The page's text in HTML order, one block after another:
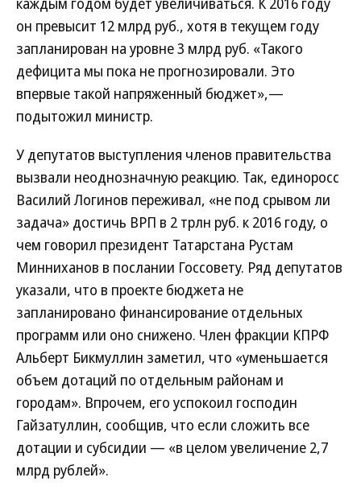
он превысит 12 млрд руб., хотя в текущем году
запланирован на уровне 3 млрд руб. «Такого
дефицита мы пока не прогнозировали. Это
впервые такой напряженный бюджет»,—
подытожил министр.
У депутатов выступления членов правительства
вызвали неоднозначную реакцию. Так, единоросс
Василий Логинов переживал, «не под срывом ли
задача» достичь ВРП в 2 трлн руб. к 2016 году, о
чем говорил президент Татарстана Рустам
Минниханов в послании Госсовету. Ряд депутатов
указали, что в проекте бюджета не
запланировано финансирование отдельных
программ или оно снижено. Член фракции КПРФ
Альберт Бикмуллин заметил, что «уменьшается
объем дотаций по отдельным районам и
городам». Впрочем, его успокоил господин
Гайзатуллин, сообщив, что если сложить все
дотации и субсидии — «в целом увеличение 2,7
млрд рублей».